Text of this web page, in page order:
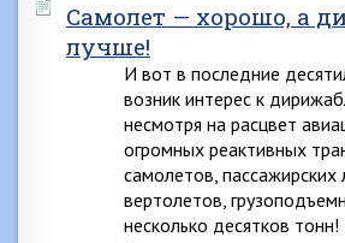
Самолет — хорошо, а
лучше!
И вот в последние
возник интерес к
несмотря на расцвет
огромных реактивных
самолетов, пассажирских
вертолетов,
несколько десятков тонн!